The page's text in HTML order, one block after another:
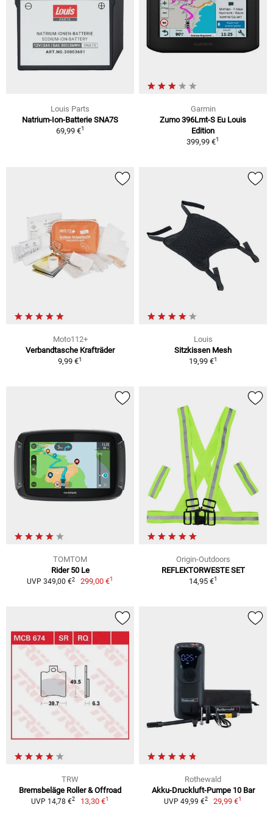
Louis Parts
Natrium-Ion-Batterie SNA7S
69,99 €1
Garmin
Zumo 396Lmt-S Eu Louis
Edition
399,99 €1
Moto112+
Verbandtasche Krafträder
9,99 €1
Louis
Sitzkissen Mesh
19,99 €1
TOMTOM
Rider 50 Le
UVP 349,00 €2 299,00 €1
Origin-Outdoors
REFLEKTORWESTE SET
14,95 €1
TRW
Bremsbeläge Roller & Offroad
UVP 14,78 €2 13,30 €1
Rothewald
Akku-Druckluft-Pumpe 10 Bar
UVP 49,99 €2 29,99 €1